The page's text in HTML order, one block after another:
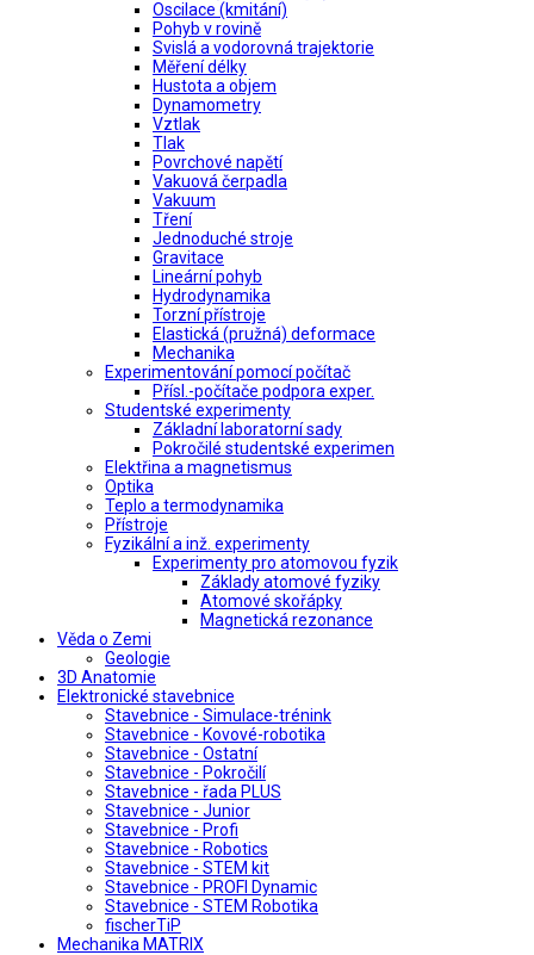
Oscilace (kmitání)
Pohyb v rovině
Svislá a vodorovná trajektorie
Měření délky
Hustota a objem
Dynamometry
Vztlak
Tlak
Povrchové napětí
Vakuová čerpadla
Vakuum
Tření
Jednoduché stroje
Gravitace
Lineární pohyb
Hydrodynamika
Torzní přístroje
Elastická (pružná) deformace
Mechanika
Experimentování pomocí počítač
Přísl.-počítače podpora exper.
Studentské experimenty
Základní laboratorní sady
Pokročilé studentské experimen
Elektřina a magnetismus
Optika
Teplo a termodynamika
Přístroje
Fyzikální a inž. experimenty
Experimenty pro atomovou fyzik
Základy atomové fyziky
Atomové skořápky
Magnetická rezonance
Věda o Zemi
Geologie
3D Anatomie
Elektronické stavebnice
Stavebnice - Simulace-trénink
Stavebnice - Kovové-robotika
Stavebnice - Ostatní
Stavebnice - Pokročilí
Stavebnice - řada PLUS
Stavebnice - Junior
Stavebnice - Profi
Stavebnice - Robotics
Stavebnice - STEM kit
Stavebnice - PROFI Dynamic
Stavebnice - STEM Robotika
fischerTiP
Mechanika MATRIX